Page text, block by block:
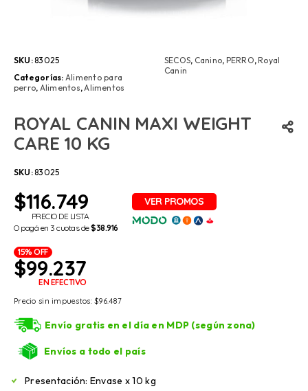
SKU:83025
Categorías: Alimento para
perro, Alimentos,Alimentos
SECOS, Canino, PERRO,Royal
Canin
ROYAL CANIN MAXI WEIGHT
CARE 10 KG
SKU:83025
$116.749
PRECIO DE LISTA
O pagá en 3 cuotas de$38.916
15% OFF
$99.237
EN EFECTIVO
Precio sin impuestos:$96.487
Envío gratis en el día en MDP (según zona)
Envíos a todo el país
Presentación: Envase x 10 kg